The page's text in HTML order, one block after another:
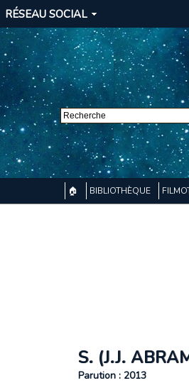
RÉSEAU SOCIAL
🏠 BIBLIOTHÈQUE
S. (J.J.
Parution : 2013